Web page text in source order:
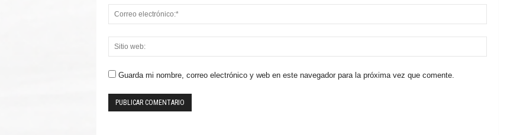
Guarda mi nombre, correo electrónico y web en este navegador para la próxima vez que comente.